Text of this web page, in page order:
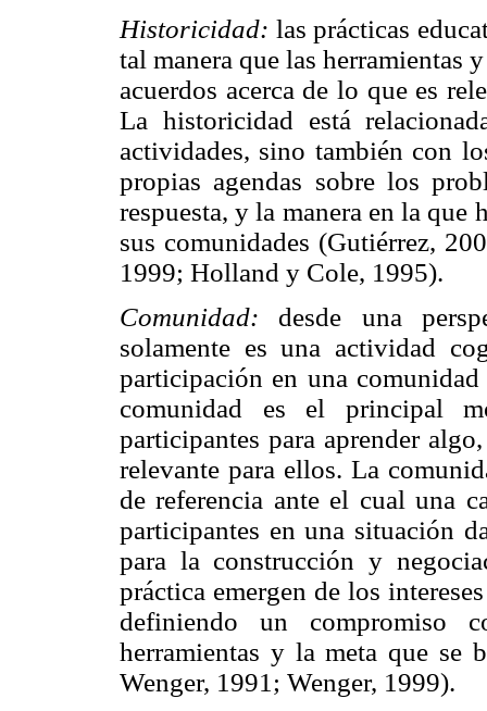
Historicidad: las prácticas
tal manera que las herramientas
acuerdos acerca de lo que es
La historicidad está
actividades, sino también con
propias agendas sobre los
respuesta, y la manera en la
sus comunidades (Gutiérrez,
1999; Holland y Cole, 1995).
Comunidad: desde una
solamente es una actividad
participación en una
comunidad es el principal
participantes para aprender
relevante para ellos. La
de referencia ante el cual una
participantes en una situación
para la construcción y
práctica emergen de los
definiendo un compromiso
herramientas y la meta que se
Wenger, 1991; Wenger, 1999).